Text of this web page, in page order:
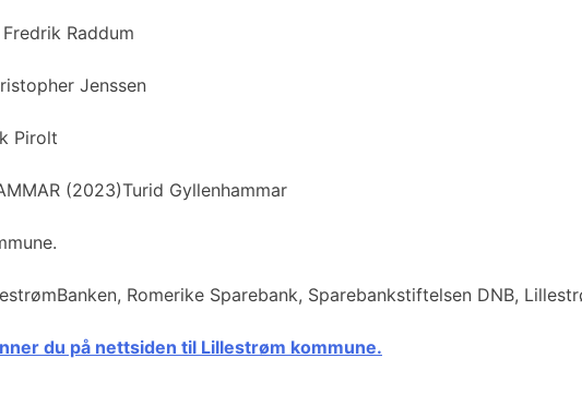
Raddum
Jenssen
Pirolt
(2023)Turid Gyllenhammar
Romerike Sparebank, Sparebankstiftelsen DNB,
du på nettsiden til Lillestrøm kommune.